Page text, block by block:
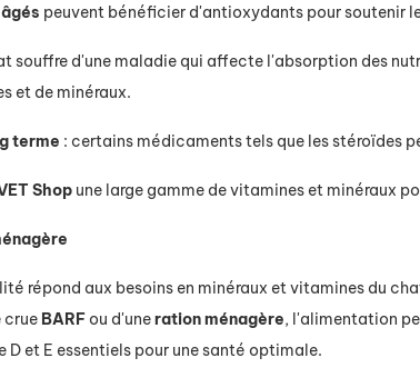
peuvent bénéficier d'antioxydants pour soutenir
souffre d'une maladie qui affecte l'absorption des
et de minéraux.
terme : certains médicaments tels que les stéroïdes
Shop une large gamme de vitamines et minéraux
répond aux besoins en minéraux et vitamines du
crue BARF ou d'uneration ménagère, l'alimentation
D et E essentiels pour une santé optimale.